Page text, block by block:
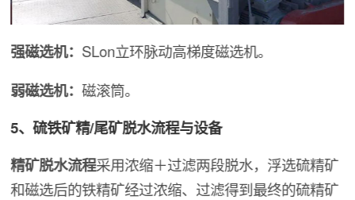
强磁选机： SLon立环脉动高梯度磁选机。
弱磁选机：磁滚筒。
5、硫铁矿精/尾矿脱水流程与设备
精矿脱水流程采用浓缩＋过滤两段脱水，浮选硫精矿
和磁选后的铁精矿经过浓缩、过滤得到最终的硫精矿